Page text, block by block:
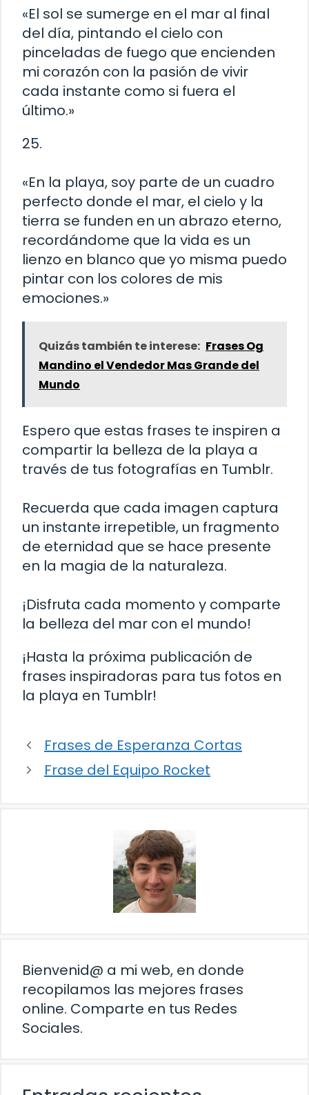
«El sol se sumerge en el mar al final
del día, pintando el cielo con
pinceladas de fuego que encienden
mi corazón con la pasión de vivir
cada instante como si fuera el
último.»
25.
«En la playa, soy parte de un cuadro
perfecto donde el mar, el cielo y la
tierra se funden en un abrazo eterno,
recordándome que la vida es un
lienzo en blanco que yo misma puedo
pintar con los colores de mis
emociones.»
Quizás también te interese: Frases Og
Mandino el Vendedor Mas Grande del
Mundo
Espero que estas frases te inspiren a
compartir la belleza de la playa a
través de tus fotografías en Tumblr.
Recuerda que cada imagen captura
un instante irrepetible, un fragmento
de eternidad que se hace presente
en la magia de la naturaleza.
¡Disfruta cada momento y comparte
la belleza del mar con el mundo!
¡Hasta la próxima publicación de
frases inspiradoras para tus fotos en
la playa en Tumblr!
Frases de Esperanza Cortas
Frase del Equipo Rocket
Bienvenid@ a mi web, en donde
recopilamos las mejores frases
online. Comparte en tus Redes
Sociales.